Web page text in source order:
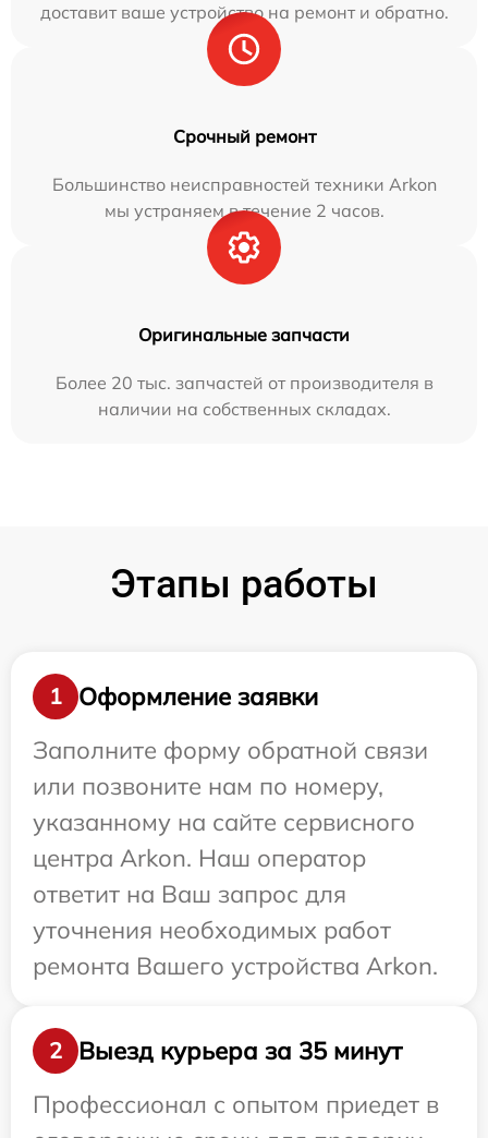
доставит ваше устройство на ремонт и обратно.
Срочный ремонт
Большинство неисправностей техники Arkon
мы устраняем в течение 2 часов.
Оригинальные запчасти
Более 20 тыс. запчастей от производителя в
наличии на собственных складах.
Этапы работы
1
Оформление заявки
Заполните форму обратной связи
или позвоните нам по номеру,
указанному на сайте сервисного
центра Arkon. Наш оператор
ответит на Ваш запрос для
уточнения необходимых работ
ремонта Вашего устройства Arkon.
2
Выезд курьера за 35 минут
Профессионал с опытом приедет в